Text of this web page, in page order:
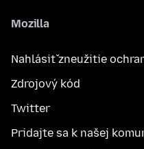
Mozilla
Nahlásiť zneužitie
Zdrojový kód
Twitter
Pridajte sa k našej